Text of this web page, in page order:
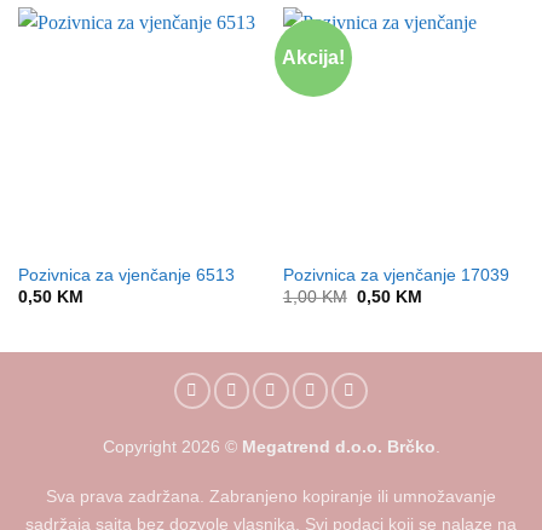
Pozivnica za vjenčanje 6513
0,50 KM
Akcija!
Pozivnica za vjenčanje 17039
1,00KM Original
0,50 KMCurrent
Copyright 2026 © Megatrend d.o.o. Brčko
Sva prava zadržana. Zabranjeno kopiranje ili umnožavanje
sadržaja sajta bez dozvole vlasnika. Svi podaci koji se nalaze na